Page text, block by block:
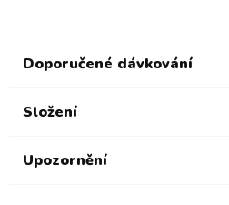
Doporučené dávkování
Složení
Upozornění